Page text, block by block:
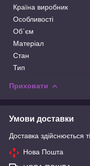
Країна виробник
Особливості
Об`єм
Матеріал
Стан
Тип
Приховати
Умови доставки
Доставка здійснюється
Нова Пошта